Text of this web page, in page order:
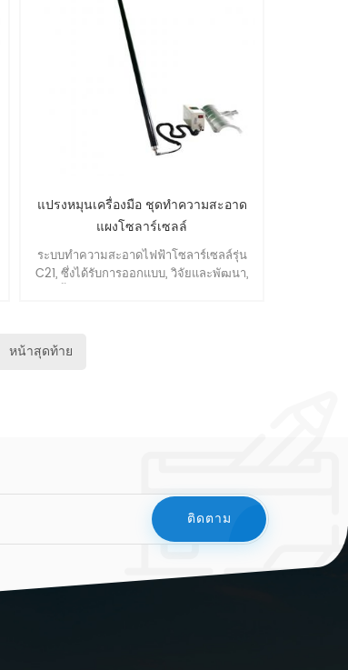
แปรงหมุนเครื่องมือ ชุดทำความสะอาด
แผงโซลาร์เซลล์
ระบบทำความสะอาดไฟฟ้าโซลาร์เซลล์รุ่น
C21, ซึ่งได้รับการออกแบบ, วิจัยและพัฒนา,
อาทิตย์, โรงไฟฟ้าบนภูเขาที่แห้งแล้งและ
ไฟฟ้าโซลาร์เซลล์ลอยน้ำ โรงไฟฟ้าที่ระบบ
หน้าสุดท้าย